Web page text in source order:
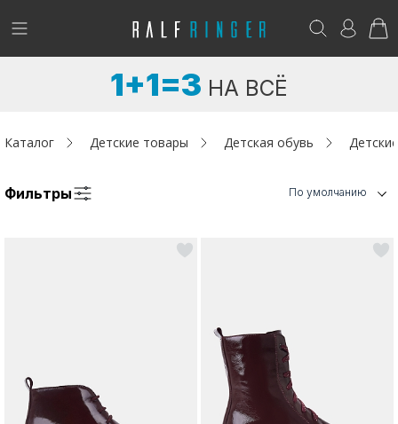
!
Женщинам
Адреса магазинов
Возникли вопросы? - club@ralf.ru
1+1=3 НА ВСЁ
Каталог Детские товары Детская обувь
Фильтры По умолчанию